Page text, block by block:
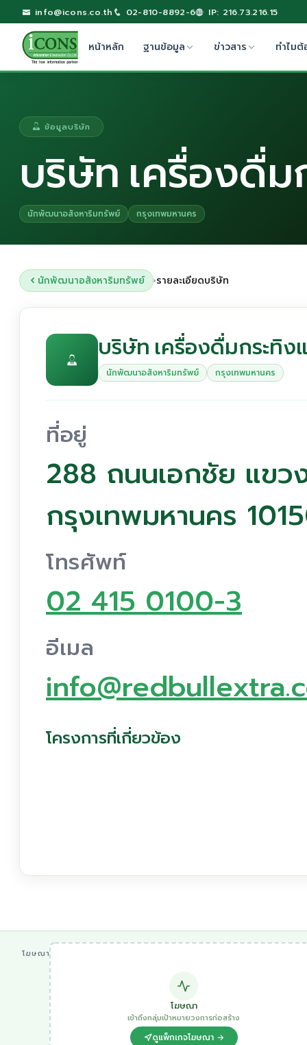
info@icons.co.th 02-810-8892-6 IP: 216.73.216.15
หน้าหลัก ฐานข้อมูล ข่าวสาร ทำไมต้
ข้อมูลบริษัท
บริษัท เครื่องดื่
นักพัฒนาอสังหาริมทรัพย์ กรุงเทพมหานคร
นักพัฒนาอสังหาริมทรัพย์ ›รายละเอียดบริษัท
บริษัท เครื่องดื่มกระทิง
นักพัฒนาอสังหาริมทรัพย์ กรุงเทพมหานคร
ที่อยู่
288 ถนนเอกชัย แขว
กรุงเทพมหานคร
โทรศัพท์
02 415 0100-3
อีเมล
โครงการที่เกี่ยวข้อง
โฆษณา
โฆษณา
เข้าถึงกลุ่มเป้าหมายวงการก่อสร้าง
ดูแพ็กเกจโฆษณา →